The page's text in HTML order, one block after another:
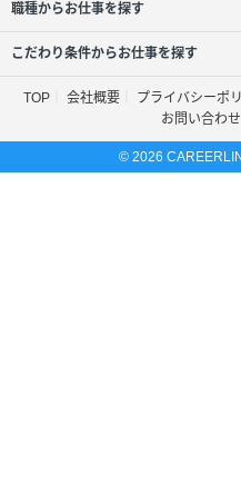
職種からお仕事を探す
こだわり条件からお仕事を探す
TOP 会社概要 プライバシーポ
お問い合わせ
© 2026